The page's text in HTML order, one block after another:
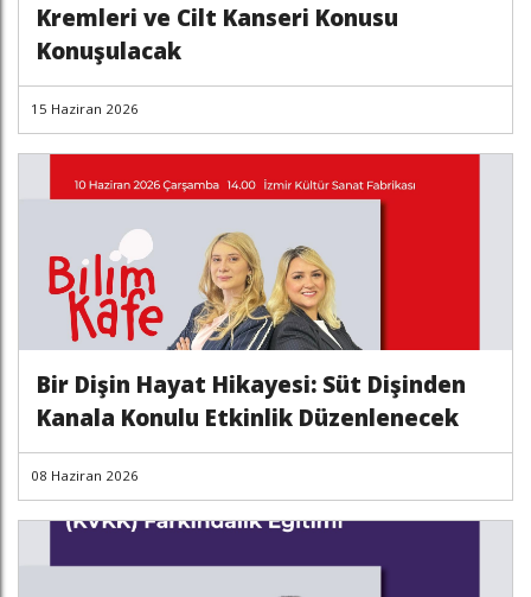
Kremleri ve Cilt Kanseri Konusu
Konuşulacak
15 Haziran 2026
Bir Dişin Hayat Hikayesi: Süt Dişinden
Kanala Konulu Etkinlik Düzenlenecek
08 Haziran 2026